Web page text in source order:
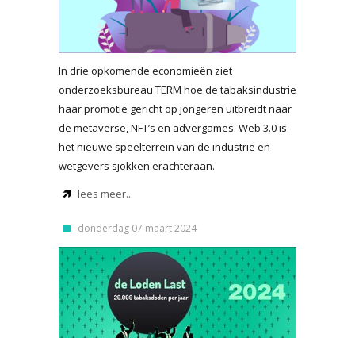
In drie opkomende economieën ziet
onderzoeksbureau TERM hoe de tabaksindustrie
haar promotie gericht op jongeren uitbreidt naar
de metaverse, NFT’s en advergames. Web 3.0 is
het nieuwe speelterrein van de industrie en
wetgevers sjokken erachteraan.
lees meer...
donderdag 07 maart 2024